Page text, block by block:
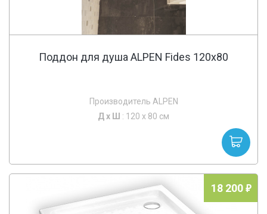
Поддон для душа ALPEN Fides 120x80
Производитель ALPEN
Д х Ш : 120 x 80 см
18 200